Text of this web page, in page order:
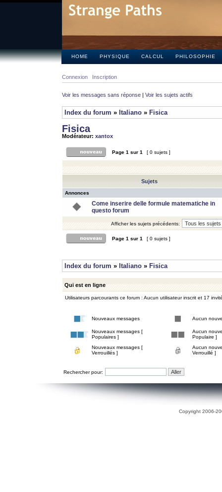
HOME PHYSIQUE CALCUL PHILOSOPHIE
Connexion Inscription
Voir les messages sans réponse | Voir les sujets actifs
Index du forum » Italiano » Fisica
Fisica
Modérateur: xantox
Page 1 sur 1 [ 0 sujets ]
Sujets
Annonces
Come inserire delle formule matematiche in
questo forum
Afficher les sujets précédents:
Page 1 sur 1 [ 0 sujets ]
Index du forum » Italiano » Fisica
Qui est en ligne
Utilisateurs parcourants ce forum : Aucun utilisateur inscrit et 17
Nouveaux messages Aucun
Nouveaux messages [
Populaires ]
Aucun
Populaire ]
Nouveaux messages [
Verrouillés ]
Aucun
Verrouillé ]
Rechercher pour:
Copyright 2006-